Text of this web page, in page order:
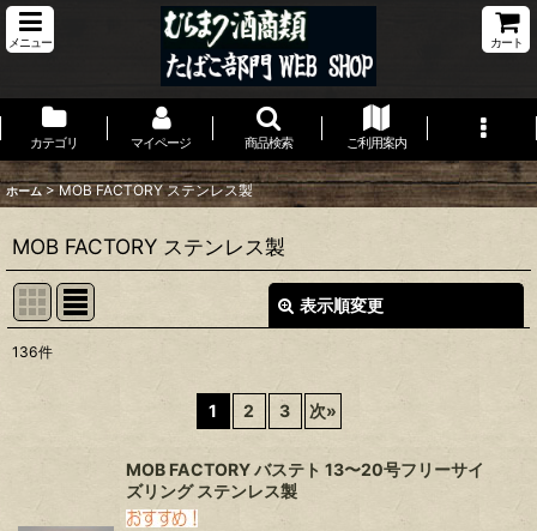
メニュー カート
カテゴリ マイページ 商品検索 ご利用案内
ホーム > MOB FACTORY ステンレス製
MOB FACTORY ステンレス製
表示順変更
絞り込む
136件
1 2 3 次»
MOB FACTORY バステト 13〜20号フリーサイ
ズリング ステンレス製